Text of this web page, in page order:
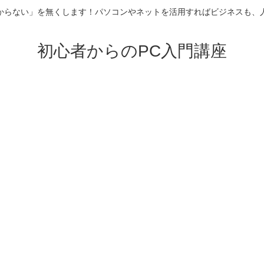
らない」を無くします！パソコンやネットを活用すればビジネスも、
初心者からのPC入門講座